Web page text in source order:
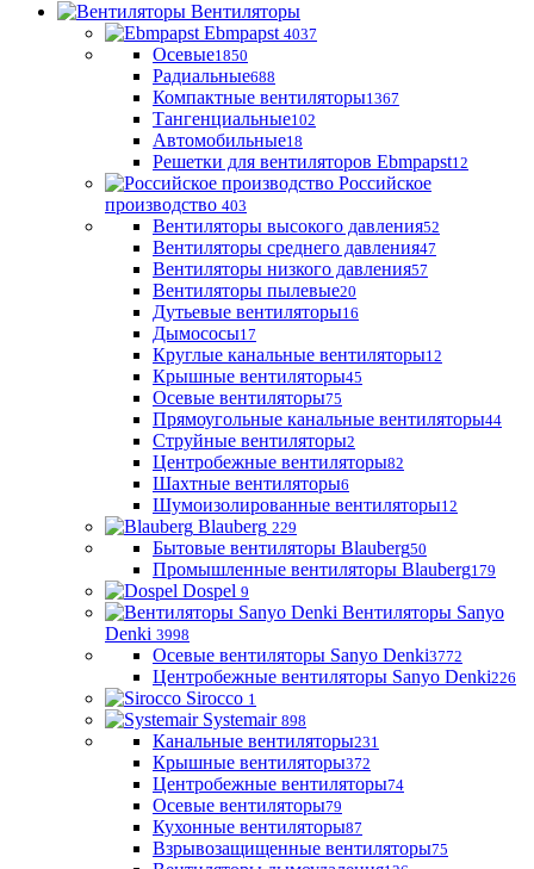
Вентиляторы
Ebmpapst 4037
Осевые1850
Радиальные688
Компактные вентиляторы1367
Тангенциальные102
Автомобильные18
Решетки для вентиляторов Ebmpapst12
Российское
производство 403
Вентиляторы высокого давления52
Вентиляторы среднего давления47
Вентиляторы низкого давления57
Вентиляторы пылевые20
Дутьевые вентиляторы16
Дымососы17
Круглые канальные вентиляторы12
Крышные вентиляторы45
Осевые вентиляторы75
Прямоугольные канальные вентиляторы44
Струйные вентиляторы2
Центробежные вентиляторы82
Шахтные вентиляторы6
Шумоизолированные вентиляторы12
Blauberg 229
Бытовые вентиляторы Blauberg50
Промышленные вентиляторы Blauberg179
Dospel 9
Вентиляторы Sanyo
Denki 3998
Осевые вентиляторы Sanyo Denki3772
Центробежные вентиляторы Sanyo Denki226
Sirocco 1
Systemair 898
Канальные вентиляторы231
Крышные вентиляторы372
Центробежные вентиляторы74
Осевые вентиляторы79
Кухонные вентиляторы87
Взрывозащищенные вентиляторы75